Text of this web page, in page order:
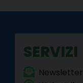
SERVIZI
Newsletter